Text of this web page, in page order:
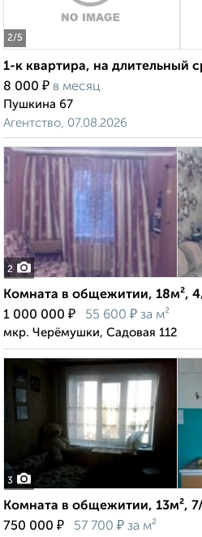
2/5
1-к квартира, на длительный
8 000 ₽ в месяц
Пушкина 67
Агентство, 07.08.2026
2
Комната в общежитии, 18м²,
1 000 000 ₽ 55 600 ₽ за м²
мкр. Черёмушки, Садовая 112
3
Комната в общежитии, 13м²,
750 000 ₽ 57 700 ₽ за м²